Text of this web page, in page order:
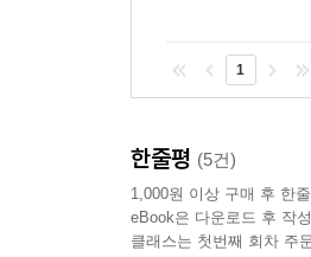
1
한줄평 (5건)
1,000원 이상 구매 후 한
eBook은 다운로드 후 작
클래스는 첫번째 회차 주